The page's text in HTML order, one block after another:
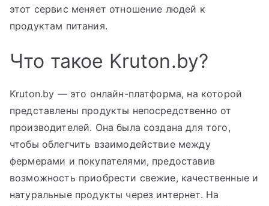
этот сервис меняет отношение людей к
продуктам питания.
Что такое Kruton.by?
Kruton.by — это онлайн-платформа, на которой
представлены продукты непосредственно от
производителей. Она была создана для того,
чтобы облегчить взаимодействие между
фермерами и покупателями, предоставив
возможность приобрести свежие, качественные и
натуральные продукты через интернет. На